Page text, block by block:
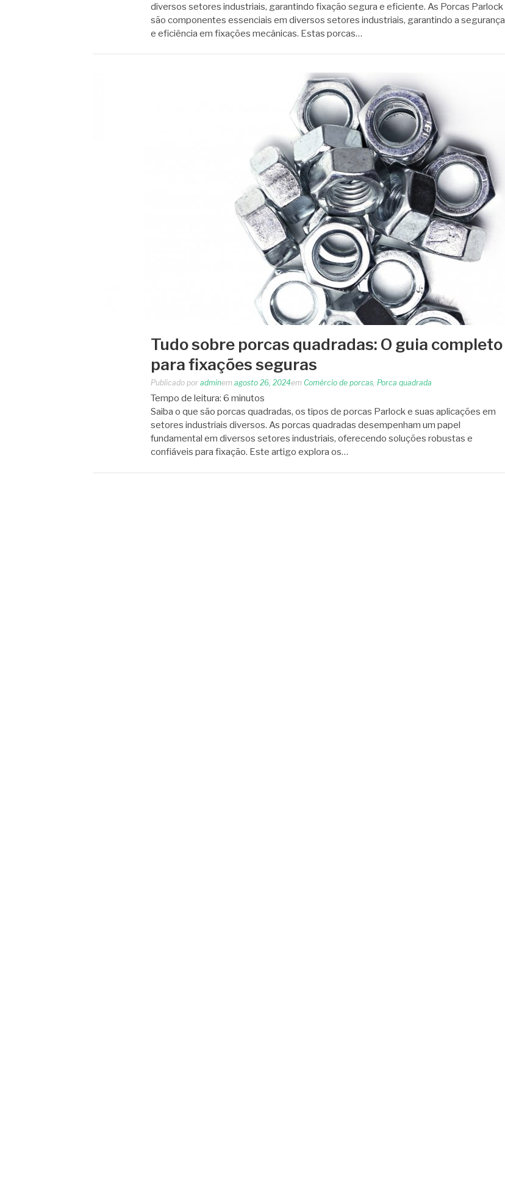
diversos setores industriais, garantindo fixação segura e eficiente. As Porcas Parlock
são componentes essenciais em diversos setores industriais, garantindo a segurança
e eficiência em fixações mecânicas. Estas porcas…
Tudo sobre porcas quadradas: O guia completo
para fixações seguras
Publicado por adminem agosto 26, 2024em Comércio de porcas, Porca quadrada
Tempo de leitura: 6 minutos
Saiba o que são porcas quadradas, os tipos de porcas Parlock e suas aplicações em
setores industriais diversos. As porcas quadradas desempenham um papel
fundamental em diversos setores industriais, oferecendo soluções robustas e
confiáveis para fixação. Este artigo explora os…